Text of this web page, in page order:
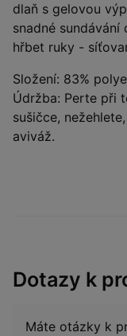
dlaň s gelovou
snadné
hřbet ruky -
Složení: 83%
Údržba: Perte při
sušičce,
aviváž.
Dotazy k
Máte otázky k